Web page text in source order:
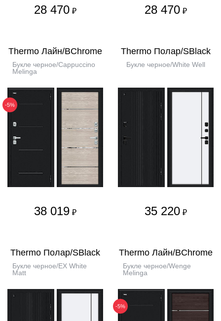
28 470 ₽ 28 470 ₽
Thermo Лайн/BChrome
Букле черное/Cappuccino
Melinga
-5%
38 019 ₽
Thermo Полар/SBlack
Букле черное/White Well
35 220 ₽
Thermo Полар/SBlack
Букле черное/EX White
Matt
Thermo Лайн/BChrome
Букле черное/Wenge
Melinga
-5%